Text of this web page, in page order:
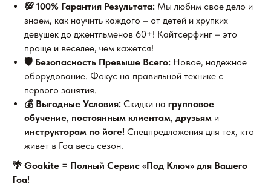
💯 100% Гарантия Результата: Мы любим свое дело и
знаем, как научить каждого – от детей и хрупких
девушек до джентльменов 60+! Кайтсерфинг – это
проще и веселее, чем кажется!
🛡️ Безопасность Превыше Всего: Новое, надежное
оборудование. Фокус на правильной технике с
первого занятия.
💰 Выгодные Условия: Скидки на групповое
обучение, постоянным клиентам, друзьям и
инструкторам по йоге! Спецпредложения для тех, кто
живет в Гоа весь сезон.
🌴 Goakite = Полный Сервис «Под Ключ» для Вашего
Гоа!